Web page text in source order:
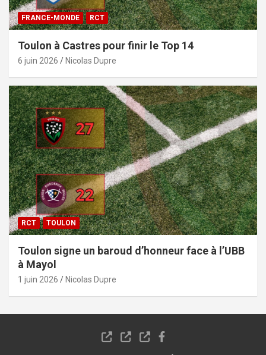
FRANCE-MONDE RCT
Toulon à Castres pour finir le Top 14
6 juin 2026 Nicolas Dupre
RCT TOULON
Toulon signe un baroud d’honneur face à l’UBB
à Mayol
1 juin 2026 Nicolas Dupre